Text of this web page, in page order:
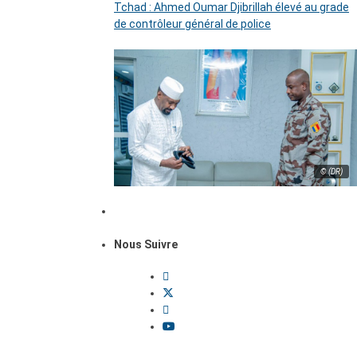
Tchad : Ahmed Oumar Djibrillah élevé au grade
de contrôleur général de police
© (DR)
Nous Suivre